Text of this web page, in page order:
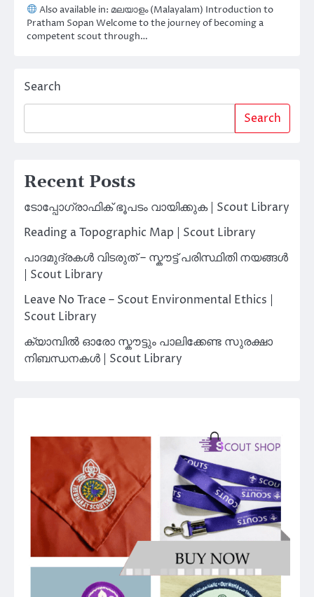
Also available in: മലയാളം (Malayalam) Introduction to
Pratham Sopan Welcome to the journey of becoming a
competent scout through…
Search
Search
Recent Posts
ടോപ്പോഗ്രാഫിക് ഭൂപടം വായിക്കുക | Scout Library
Reading a Topographic Map | Scout Library
പാദമുദ്രകൾ വിടരുത് – സ്കൗട്ട് പരിസ്ഥിതി നയങ്ങൾ
| Scout Library
Leave No Trace – Scout Environmental Ethics |
Scout Library
ക്യാമ്പിൽ ഓരോ സ്കൗട്ടും പാലിക്കേണ്ട സുരക്ഷാ
നിബന്ധനകൾ | Scout Library